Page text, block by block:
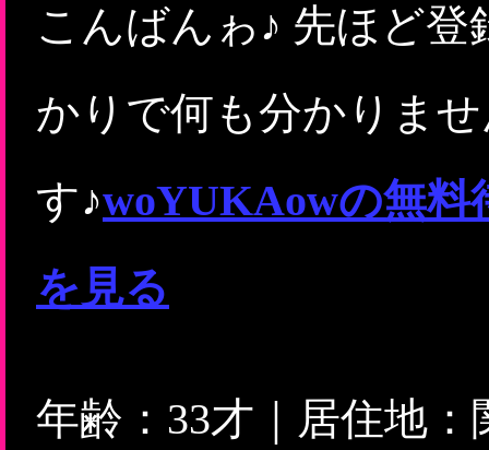
こんばんゎ♪ 先ほど
かりで何も分かりま
す♪woYUKAowの無料
を見る
年齢：33才｜居住地